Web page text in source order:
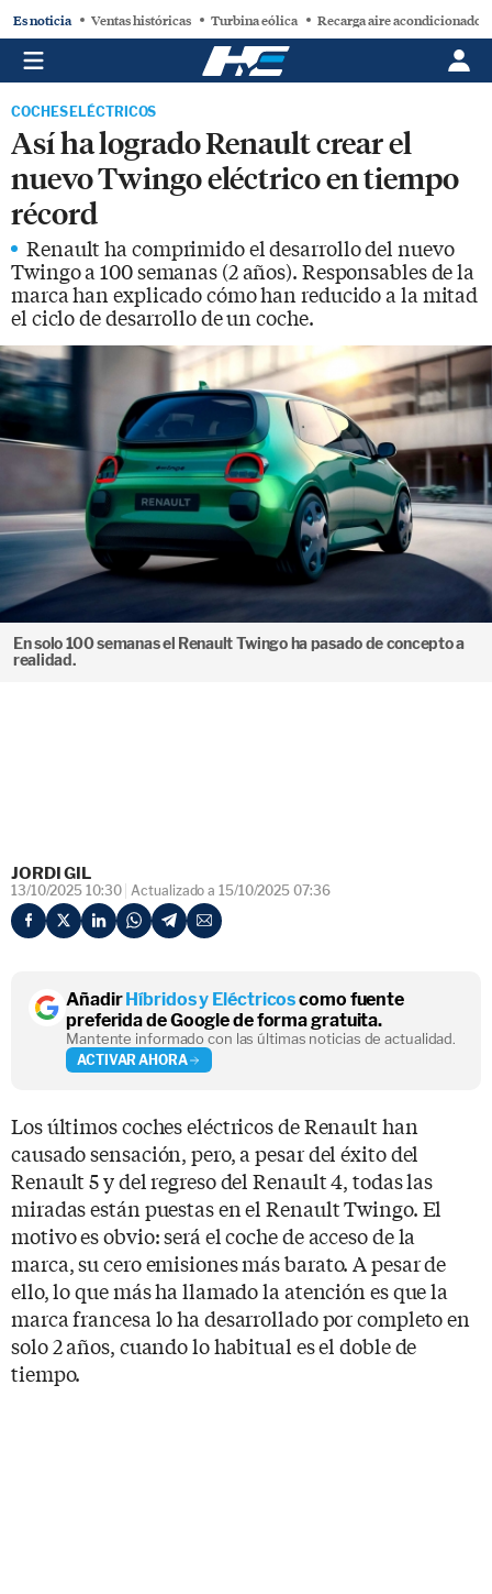
Es noticia Ventas históricas Turbina eólica Recarga aire acondicionado
COCHES ELÉCTRICOS
Así ha logrado Renault crear el
nuevo Twingo eléctrico en tiempo
récord
Renault ha comprimido el desarrollo del nuevo
Twingo a 100 semanas (2 años). Responsables de la
marca han explicado cómo han reducido a la mitad
el ciclo de desarrollo de un coche.
En solo 100 semanas el Renault Twingo ha pasado de concepto a
realidad.
JORDI GIL
13/10/2025 10:30 Actualizado a 15/10/2025 07:36
AñadirHíbridos y Eléctricoscomo fuente
preferida de Google de forma gratuita.
Mantente informado con las últimas noticias de actualidad.
ACTIVAR AHORA
Los últimos coches eléctricos de Renault han
causado sensación, pero, a pesar del éxito del
Renault 5 y del regreso del Renault 4, todas las
miradas están puestas en el Renault Twingo. El
motivo es obvio: será el coche de acceso de la
marca, su cero emisiones más barato. A pesar de
ello, lo que más ha llamado la atención es que la
marca francesa lo ha desarrollado por completo en
solo 2 años, cuando lo habitual es el doble de
tiempo.